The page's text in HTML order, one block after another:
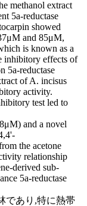
methanol extract
5a-reductase
showed
and 85μM,
is known as a
inhibitory effects of
5a-reductase
of A. incisus
activity.
test led to
and a novel
the acetone
relationship
derived sub-
5a-reductase
であり,特に熱帯